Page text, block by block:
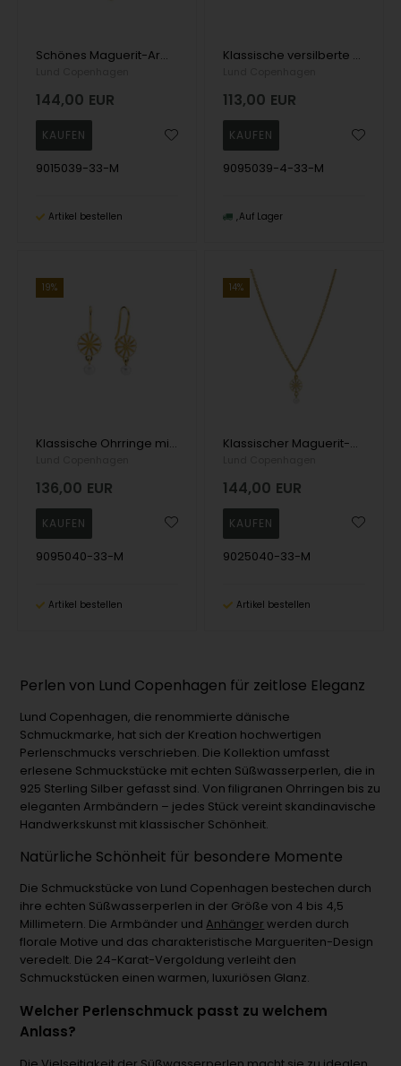
Schönes Maguerit-Armband mit eleganten Süßwasserperlen von Lund Kopenhagen
144,00 EUR
9015039-33-M
Artikel bestellen
Klassische versilberte Ohrringe mit Maguerit und einer eleganten Süßwasserperle von Lund Copenhagen
113,00 EUR
9095039-4-33-M
Auf Lager
19%
Klassische Ohrringe mit Magueriten und eleganten Süßwasserperlen von Lund Copenhagen
136,00 EUR
9095040-33-M
Artikel bestellen
14%
Klassischer Maguerit-Anhänger mit eleganter Süßwasserperle von Lund Kopenhagen
144,00 EUR
9025040-33-M
Artikel bestellen
Perlen von Lund Copenhagen für zeitlose Eleganz
Lund Copenhagen, die renommierte dänische
Schmuckmarke, hat sich der Kreation hochwertigen
Perlenschmucks verschrieben. Die Kollektion umfasst
erlesene Schmuckstücke mit echten Süßwasserperlen, die in
925 Sterling Silber gefasst sind. Von filigranen Ohrringen bis zu
eleganten Armbändern – jedes Stück vereint skandinavische
Handwerkskunst mit klassischer Schönheit.
Natürliche Schönheit für besondere Momente
Die Schmuckstücke von Lund Copenhagen bestechen durch
ihre echten Süßwasserperlen in der Größe von 4 bis 4,5
Millimetern. Die Armbänder und Anhänger werden durch
florale Motive und das charakteristische Margueriten-Design
veredelt. Die 24-Karat-Vergoldung verleiht den
Schmuckstücken einen warmen, luxuriösen Glanz.
Welcher Perlenschmuck passt zu welchem
Anlass?